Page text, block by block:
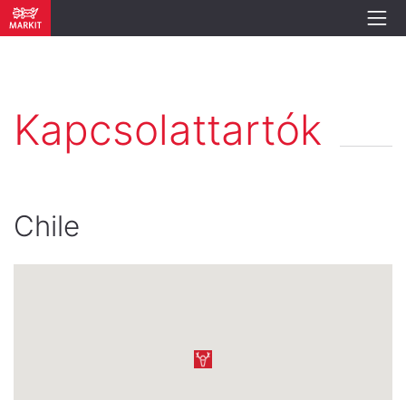
Kapcsolattartók
Chile